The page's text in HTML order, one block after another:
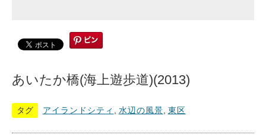
あいたか橋(海上遊歩道)(2013)
タグ アイランドシティ 水辺の風景 東区